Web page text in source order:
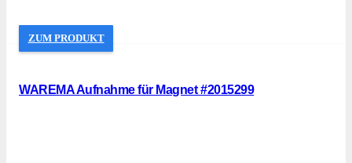
ZUM PRODUKT
WAREMA Aufnahme für Magnet #2015299